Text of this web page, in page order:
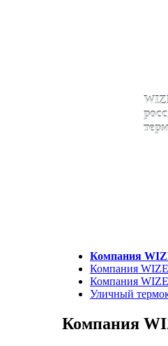
Компания
Компания
Компания
Уличный
Компания